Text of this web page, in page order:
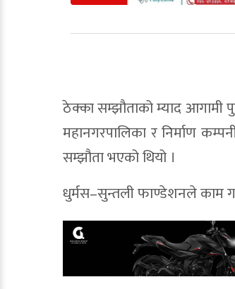
ठेक्का सम्झौताको म्याद
महानगरपालिका र निर्माण
सम्झौता भएको थियो ।
धुर्मस–सुन्तली फाण्डेशनले काम